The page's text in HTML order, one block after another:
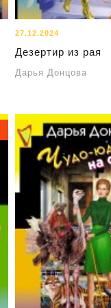
27.12.2024
Дезертир из рая
Дарья Донцова